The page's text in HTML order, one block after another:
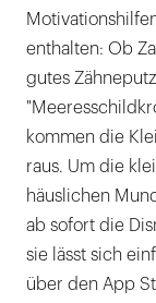
enthalten: Ob
gutes
kommen die
raus. Um die
häuslichen
ab sofort die
sie lässt sich
über den App